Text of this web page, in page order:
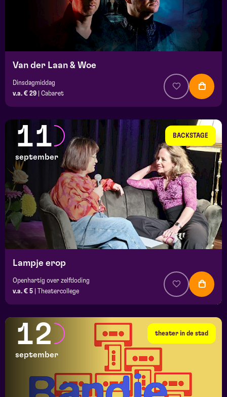
Van der Laan & Woe
Dinsdagmiddag
v.a. € 29
Cabaret
BACKSTAGE
11
september
Lampje erop
Openhartig over zelfdoding
v.a. € 5
Theatercollege
theater in de stad
12
september